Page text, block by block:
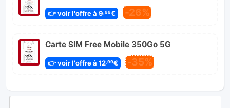
👉 voir l'offre à 9 ,99€ -26%
Carte SIM Free Mobile 350Go 5G
👉 voir l'offre à 12,99€ -35%